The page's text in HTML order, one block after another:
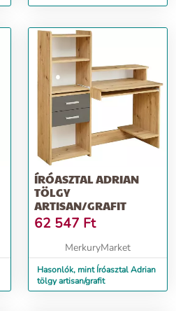
ÍRÓASZTAL ADRIAN
TÖLGY
ARTISAN/GRAFIT
62 547 Ft
MerkuryMarket
Hasonlók, mint Íróasztal Adrian
tölgy artisan/grafit